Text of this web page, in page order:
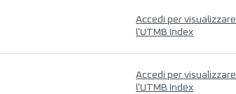
Accedi per visualizzare
l'UTMB Index
Accedi per visualizzare
l'UTMB Index